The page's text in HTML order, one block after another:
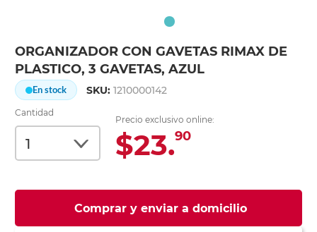
ORGANIZADOR CON GAVETAS RIMAX DE
PLASTICO, 3 GAVETAS, AZUL
En stock SKU:1210000142
Cantidad
Precio exclusivo online:
$23.90
Comprar y enviar a domicilio